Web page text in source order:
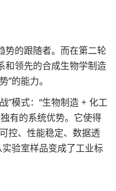
势的跟随者。而在第二轮
和领先的合成生物学制造
的能力。
”模式：“生物制造 + 化工
有的系统优势。它使得
控、性能稳定、数据透
验室样品变成了工业标